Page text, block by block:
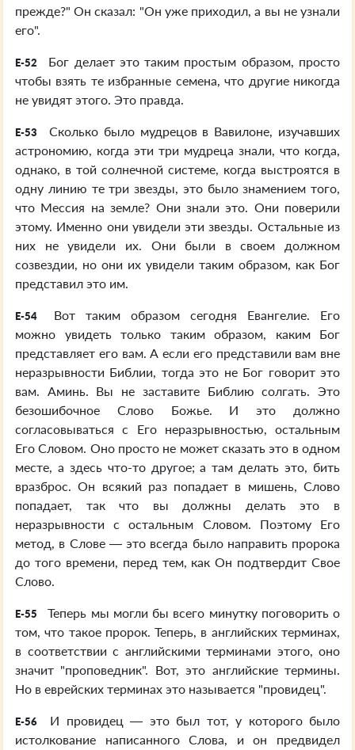
прежде?" Он сказал: "Он уже приходил, а вы не узнали
его".
E-52
Бог делает это таким простым образом, просто
чтобы взять те избранные семена, что другие никогда
не увидят этого. Это правда.
E-53
Сколько было мудрецов в Вавилоне, изучавших
астрономию, когда эти три мудреца знали, что когда,
однако, в той солнечной системе, когда выстроятся в
одну линию те три звезды, это было знамением того,
что Мессия на земле? Они знали это. Они поверили
этому. Именно они увидели эти звезды. Остальные из
них не увидели их. Они были в своем должном
созвездии, но они их увидели таким образом, как Бог
представил это им.
E-54
Вот таким образом сегодня Евангелие. Его
можно увидеть только таким образом, каким Бог
представляет его вам. А если его представили вам вне
неразрывности Библии, тогда это не Бог говорит это
вам. Аминь. Вы не заставите Библию солгать. Это
безошибочное Слово Божье. И это должно
согласовываться с Его неразрывностью, остальным
Его Словом. Оно просто не может сказать это в одном
месте, а здесь что-то другое; а там делать это, бить
вразброс. Он всякий раз попадает в мишень, Слово
попадает, так что вы должны делать это в
неразрывности с остальным Словом. Поэтому Его
метод, в Слове — это всегда было направить пророка
до того времени, перед тем, как Он подтвердит Свое
Слово.
E-55
Теперь мы могли бы всего минутку поговорить о
том, что такое пророк. Теперь, в английских терминах,
в соответствии с английскими терминами этого, оно
значит "проповедник". Вот, это английские термины.
Но в еврейских терминах это называется "провидец".
E-56
И провидец — это был тот, у которого было
истолкование написанного Слова, и он предвидел